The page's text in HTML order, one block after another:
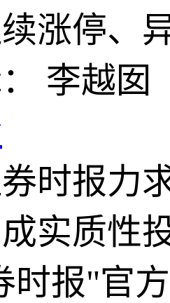
涨停、
李越囡
时报力
实质性
时报"官